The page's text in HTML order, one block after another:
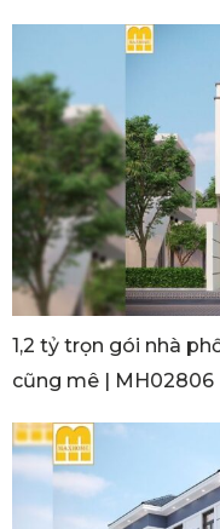
1,2 tỷ trọn gói nhà
cũng mê | MH02806